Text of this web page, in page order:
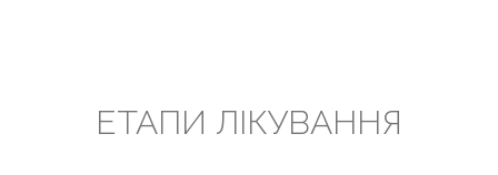
ЕТАПИ ЛІКУВАННЯ